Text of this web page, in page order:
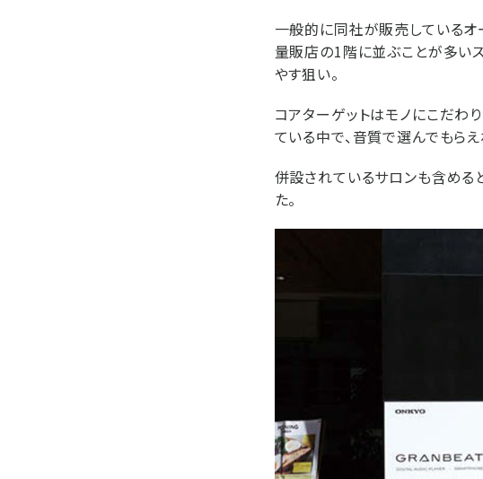
一般的に同社が販売している
量販店の1階に並ぶことが多い
やす狙い。
コアターゲットはモノにこだわ
ている中で、音質で選んでもら
併設されているサロンも含める
た。